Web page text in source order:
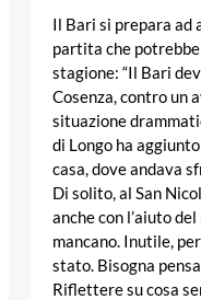
Il Bari si prepara ad
partita che
stagione: “Il Bari
Cosenza, contro un
situazione
di Longo ha
casa, dove andava
Di solito, al San
anche con l’aiuto
mancano. Inutile,
stato. Bisogna
Riflettere su cosa